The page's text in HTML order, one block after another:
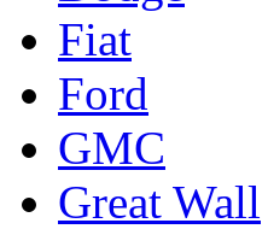
Fiat
Ford
GMC
Great Wall